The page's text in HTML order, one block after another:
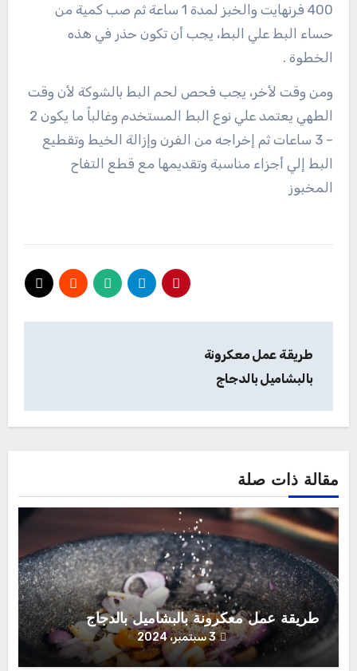
400 فرنهايت والخبز لمدة 1 ساعة ثم صب كمية من
حساء البط علي البط، يجب أن تكون حذر في هذه
الخطوة .
ومن وقت لأخر، يجب فحص لحم البط بالشوكة لأن وقت
الطهي يعتمد علي نوع البط المستخدم وغالباً ما يكون 2
– 3 ساعات ثم إخراجه من الفرن وإزالة الخيط وتقطيع
البط إلي أجزاء مناسبة وتقديمها مع قطع التفاح
المخبوز
المقالات
طريقة عمل معكرونة
بالبشاميل بالدجاج
مقالة ذات صلة
طريقة عمل معكرونة بالبشاميل بالدجاج
3 سبتمبر، 2024